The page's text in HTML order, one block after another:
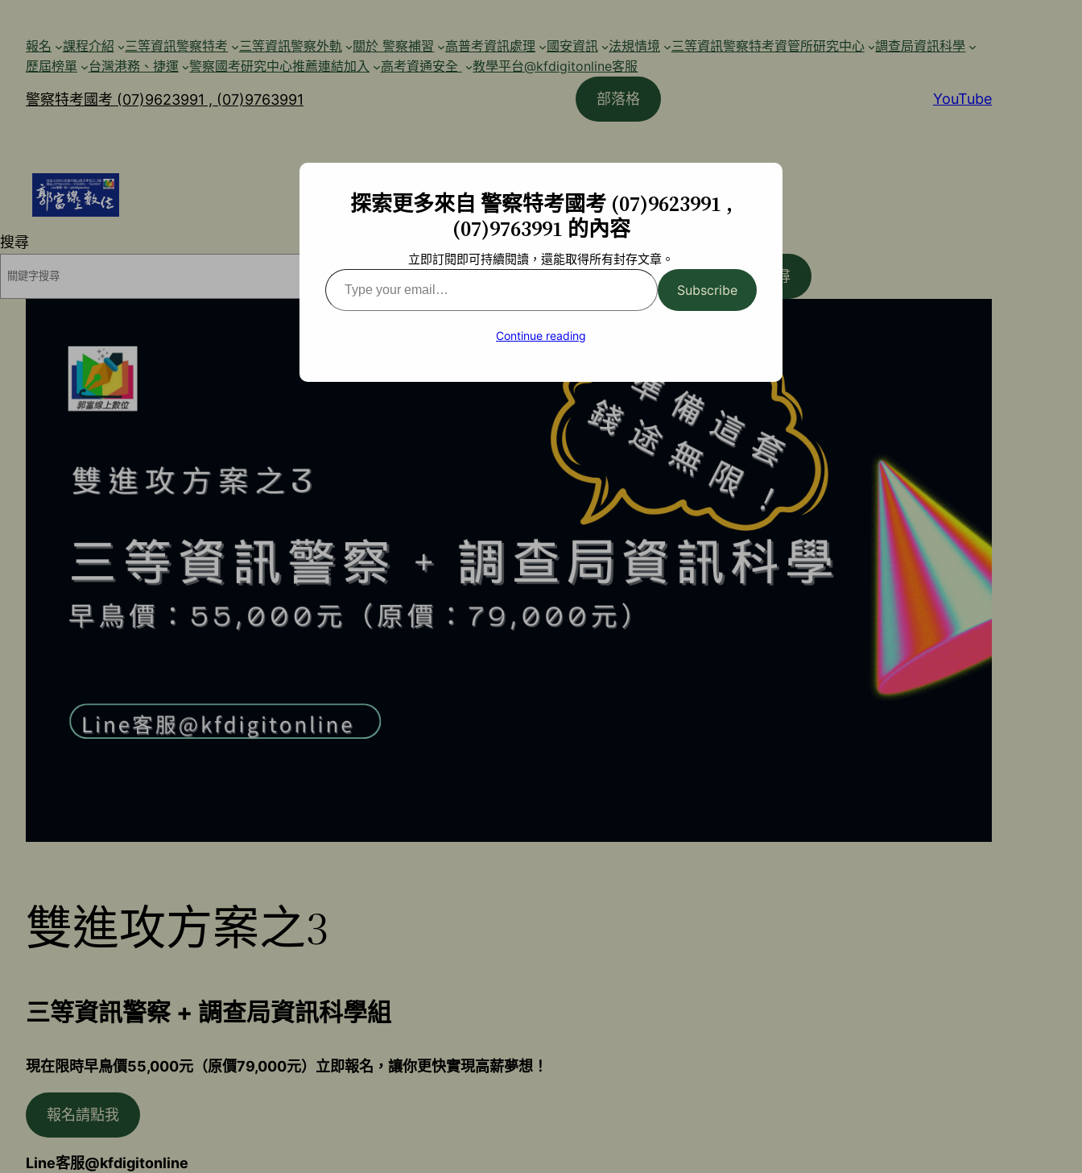
報名 課程介紹 三等資訊警察特考 三等資訊警察外軌 關於 警察補習 高普考資訊處理 國安資訊 法規情境 三等資訊警察特考資管所研究中心
調查局資訊科學
歷屆榜單
台灣港務、捷運 警察國考研究中心推薦連結加入 高考資通安全 教學平台@kfdigitonline客服
警察特考國考 (07)9623991 , (07)9763991 部落格 YouTube
搜尋
搜尋
雙進攻方案之3
三等資訊警察 + 調查局資訊科學組
現在限時早鳥價55,000元（原價79,000元）立即報名，讓你更快實現高薪夢想！
報名請點我
Line客服@kfdigitonline
探索更多來自 警察特考國考 (07)9623991 ,
(07)9763991 的內容
立即訂閱即可持續閱讀，還能取得所有封存文章。
Type
your
Subscribe
Continue reading